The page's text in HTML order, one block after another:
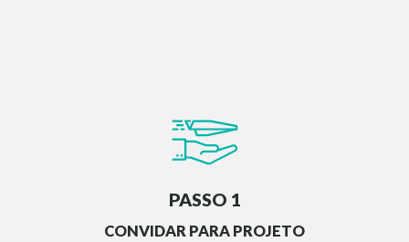
PASSO 1
CONVIDAR PARA PROJETO